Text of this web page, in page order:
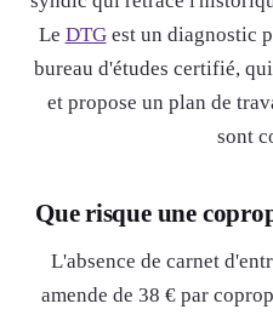
Le DTGest un diagnostic
bureau d'études certifié,
et propose un plan de
sont
Que risque une
L'absence de carnet
amende de 38 € par